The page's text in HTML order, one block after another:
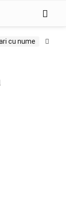
cu nume